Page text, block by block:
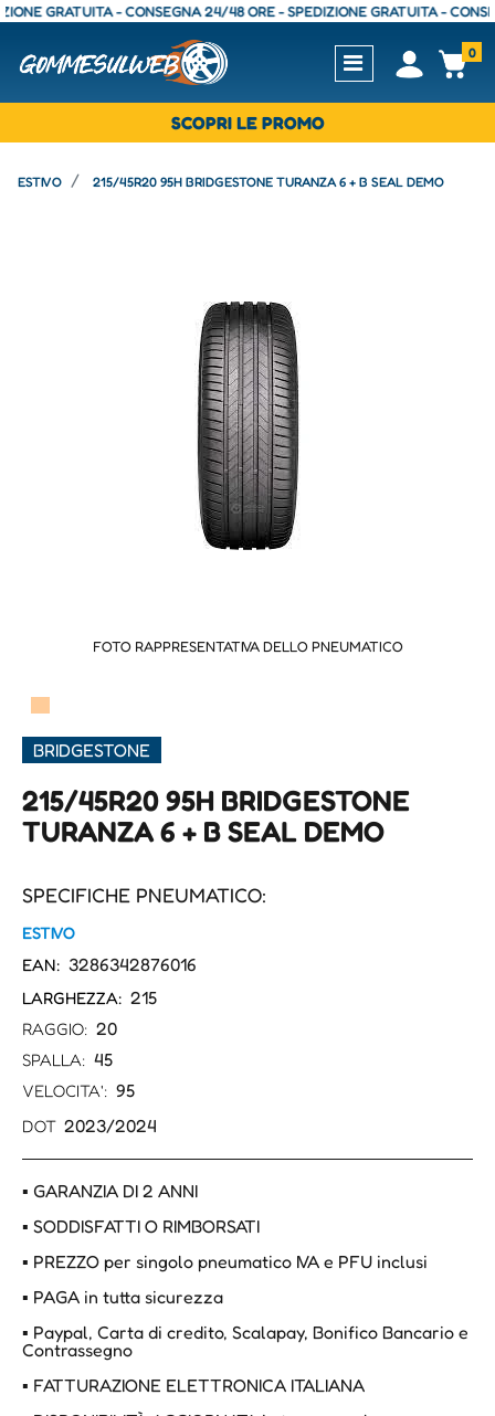
GRATUITA - CONSEGNA 24/48 ORE - SPEDIZIONE GRATUITA -
Open0
SCOPRI LE PROMO
ESTIVO 215/45R20 95H BRIDGESTONE TURANZA 6 + B SEAL DEMO
FOTO RAPPRESENTATIVA DELLO PNEUMATICO
▀
BRIDGESTONE
215/45R20 95H BRIDGESTONE
TURANZA 6 + B SEAL DEMO
SPECIFICHE PNEUMATICO:
ESTIVO
EAN: 3286342876016
LARGHEZZA: 215
RAGGIO: 20
SPALLA: 45
VELOCITA': 95
DOT 2023/2024
▪ GARANZIA DI 2 ANNI
▪ SODDISFATTI O RIMBORSATI
▪ PREZZO per singolo pneumatico IVA e PFU inclusi
▪ PAGA in tutta sicurezza
▪ Paypal, Carta di credito, Scalapay, Bonifico Bancario e
Contrassegno
▪ FATTURAZIONE ELETTRONICA ITALIANA